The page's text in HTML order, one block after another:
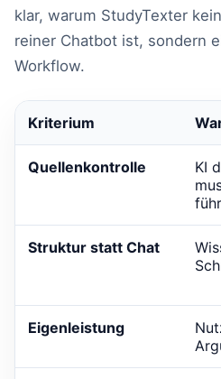
klar, warum StudyTexter
reiner Chatbot ist, sondern
Workflow.
Kriterium
Quellenkontrolle
KI
Struktur statt Chat
Eigenleistung